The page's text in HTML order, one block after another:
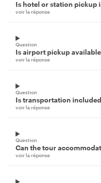
Is hotel or station pickup
voir la réponse
Question
Is airport pickup
voir la réponse
Question
Is transportation
voir la réponse
Question
Can the tour
voir la réponse